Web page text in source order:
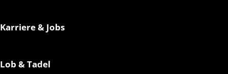
Karriere & Jobs
Lob & Tadel